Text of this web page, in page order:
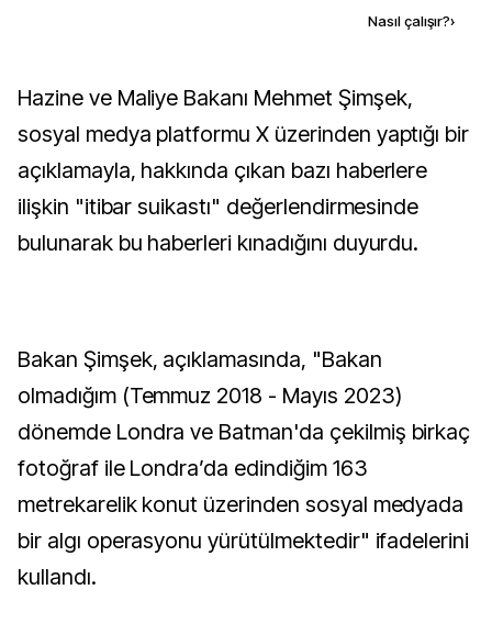
Nasıl çalışır?›
Hazine ve Maliye Bakanı Mehmet Şimşek,
sosyal medya platformu X üzerinden yaptığı bir
açıklamayla, hakkında çıkan bazı haberlere
ilişkin "itibar suikastı" değerlendirmesinde
bulunarak bu haberleri kınadığını duyurdu.
Bakan Şimşek, açıklamasında, "Bakan
olmadığım (Temmuz 2018 - Mayıs 2023)
dönemde Londra ve Batman'da çekilmiş birkaç
fotoğraf ile Londra’da edindiğim 163
metrekarelik konut üzerinden sosyal medyada
bir algı operasyonu yürütülmektedir" ifadelerini
kullandı.